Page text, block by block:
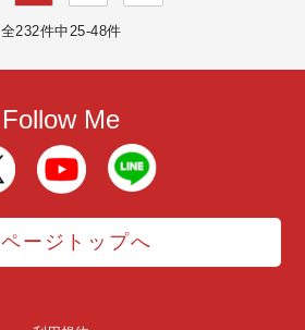
全232件中25-48件
Follow Me
ページトップへ